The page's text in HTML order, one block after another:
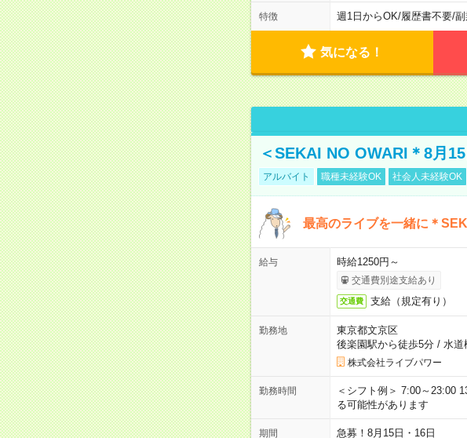
特徴 週1日からOK/履歴書不要/副
気になる！
＜SEKAI NO OWARI＊8月
アルバイト 職種未経験OK 社会人未経験OK
最高のライブを一緒に＊
給与 時給1250円～
交通費別途支給あり
交通費 支給（規定有り）
勤務地
東京都文京区
後楽園駅から徒歩5分/ 水道
株式会社ライブパワー
勤務時間
＜シフト例＞ 7:00～23:00
る可能性があります
期間 急募！8月15日・16日